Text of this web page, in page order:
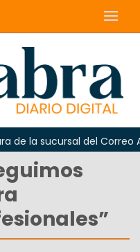
sucursal del Correo